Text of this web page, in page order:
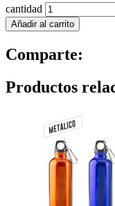
cantidad
Añadir al carrito
Comparte:
Productos